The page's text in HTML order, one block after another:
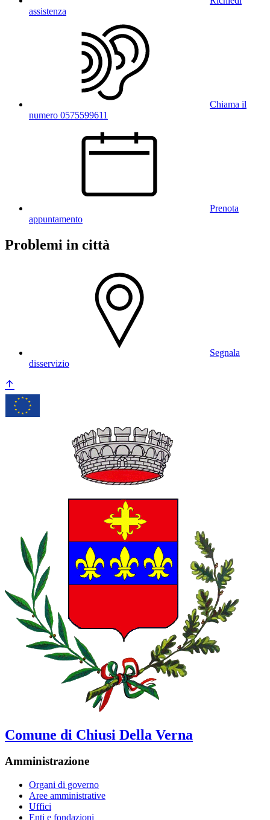
assistenza
Chiama il
numero 0575599611
Prenota
appuntamento
Problemi in città
Segnala
disservizio
Comune di Chiusi Della Verna
Amministrazione
Organi di governo
Aree amministrative
Uffici
Enti e fondazioni